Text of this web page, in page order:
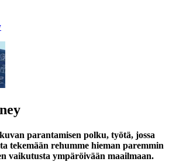
parantamisen polku, työtä, jossa
tekemään rehumme hieman paremmin
vaikutusta ympäröivään maailmaan.